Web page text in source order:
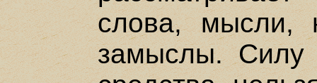
слова, мысли,
замыслы. Силу